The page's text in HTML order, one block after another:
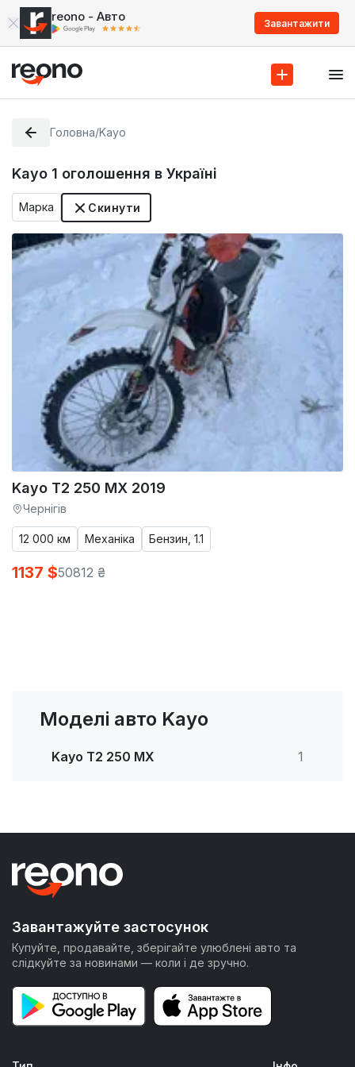
reono - Авто Завантажити
Головна/Kayo
Kayo 1 оголошення в Україні
Марка Скинути
Kayo T2 250 MX 2019
Чернігів
12 000 км Механіка Бензин, 1.1
1137 $50812 ₴
Моделі авто Kayo
Kayo T2 250 MX 1
Завантажуйте застосунок
Купуйте, продавайте, зберігайте улюблені авто та
слідкуйте за новинами — коли і де зручно.